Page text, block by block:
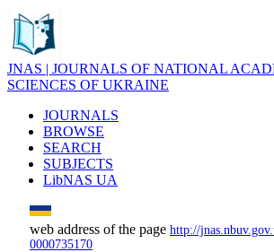
JNAS | JOURNALS OF NATIONAL
SCIENCES OF UKRAINE
JOURNALS
BROWSE
SEARCH
SUBJECTS
LibNAS UA
web address of the page http://
0000735170